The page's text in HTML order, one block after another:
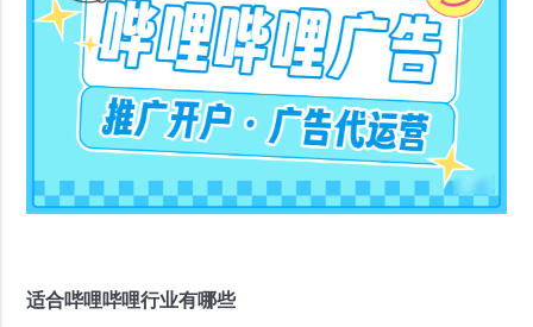
适合哔哩哔哩行业有哪些